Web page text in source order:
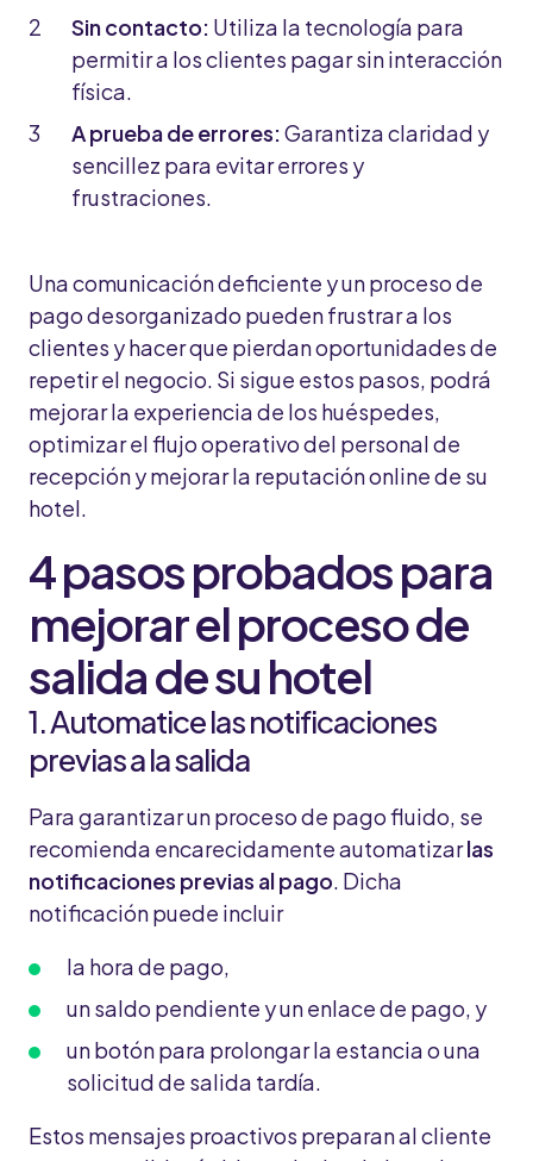
Sin contacto: Utiliza la tecnología para
permitir a los clientes pagar sin interacción
física.
A prueba de errores:Garantiza claridad y
sencillez para evitar errores y
frustraciones.
Una comunicación deficiente y un proceso de
pago desorganizado pueden frustrar a los
clientes y hacer que pierdan oportunidades de
repetir el negocio. Si sigue estos pasos, podrá
mejorar la experiencia de los huéspedes,
optimizar el flujo operativo del personal de
recepción y mejorar la reputación online de su
hotel.
4 pasos probados para
mejorar el proceso de
salida de su hotel
1. Automatice las notificaciones
previas a la salida
Para garantizar un proceso de pago fluido, se
recomienda encarecidamente automatizarlas
notificaciones previas al pago. Dicha
notificación puede incluir
la hora de pago,
un saldo pendiente y un enlace de pago, y
un botón para prolongar la estancia o una
solicitud de salida tardía.
Estos mensajes proactivos preparan al cliente